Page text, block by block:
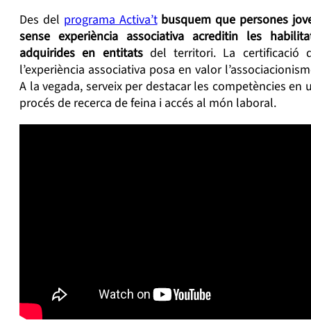
Des del programa Activa’tbusquem que persones
sense experiència associativa acreditin les
adquirides en entitatsdel territori. La certificació
l’experiència associativa posa en valor
A la vegada, serveix per destacar les competències en
procés de recerca de feina i accés al món laboral.